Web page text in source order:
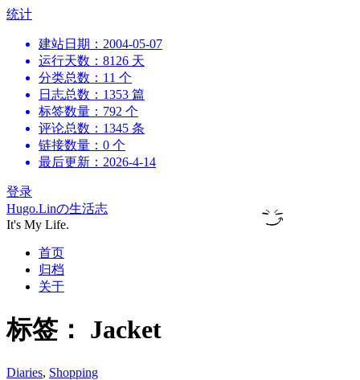
跳
统计
建站日期：2004-05-07
运行天数：8126 天
分类总数：11 个
日志总数：1353 篇
标签数量：792 个
评论总数：1345 条
链接数量：0 个
最后更新：2026-4-14
登录
Hugo.Linの生活志
It's My Life.
首页
归档
关于
标签： Jacket
Diaries, Shopping